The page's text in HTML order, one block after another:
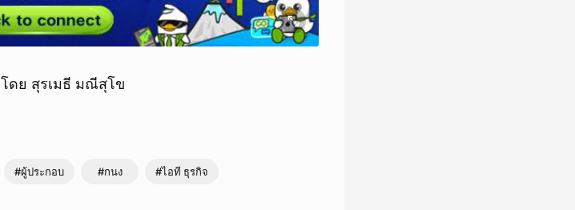
โดย สุรเมธี มณีสุโข
#ผู้ประกอบ #กนง #ไอที ธุรกิจ